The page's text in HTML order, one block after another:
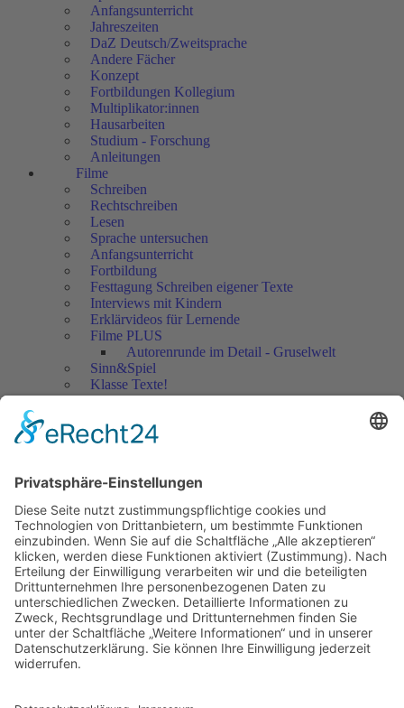
Anfangsunterricht
Jahreszeiten
DaZ Deutsch/Zweitsprache
Andere Fächer
Konzept
Fortbildungen Kollegium
Multiplikator:innen
Hausarbeiten
Studium - Forschung
Anleitungen
Filme
Schreiben
Rechtschreiben
Lesen
Sprache untersuchen
Anfangsunterricht
Fortbildung
Festtagung Schreiben eigener Texte
Interviews mit Kindern
Erklärvideos für Lernende
Filme PLUS
Autorenrunde im Detail - Gruselwelt
Sinn&Spiel
Klasse Texte!
Filmausschnitte Grundschule
Jedes Kind wertschätzen!
Artikel
Artikel 2018
Artikel 2017
Artikel 2016
Artikel 2015
Artikel 2014
Artikel 2013
Artikel 2012
Artikel bis 2011
Artikel zum Download - Religion
Artikel zum Download